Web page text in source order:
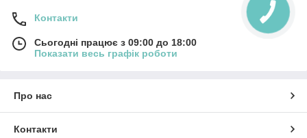
Контакти
Сьогодні працює з 09:00 до 18:00
Показати весь графік роботи
Про нас
Контакти